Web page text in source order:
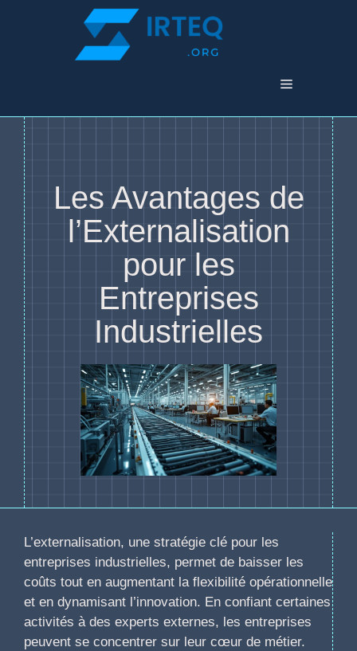
Menu
Les Avantages de
l’Externalisation
pour les
Entreprises
Industrielles
L’externalisation, une stratégie clé pour les
entreprises industrielles, permet de baisser les
coûts tout en augmentant la flexibilité opérationnelle
et en dynamisant l’innovation. En confiant certaines
activités à des experts externes, les entreprises
peuvent se concentrer sur leur cœur de métier.